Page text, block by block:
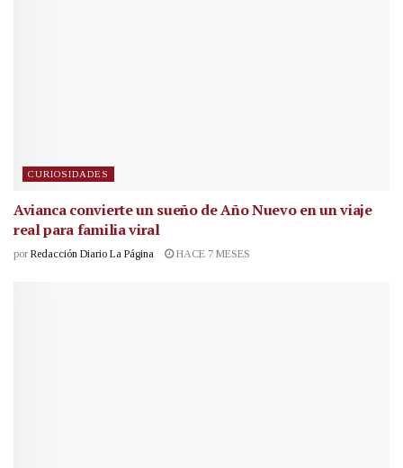
CURIOSIDADES
Avianca convierte un sueño de Año Nuevo en un viaje
real para familia viral
por Redacción Diario La Página HACE 7 MESES